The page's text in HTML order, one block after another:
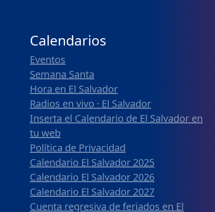
Calendarios
Eventos
Semana Santa
Hora en El Salvador
Radios en vivo · El Salvador
Inserta el Calendario de El Salvador en
tu web
Política de Privacidad
Calendario El Salvador 2025
Calendario El Salvador 2026
Calendario El Salvador 2027
Cuenta regresiva de feriados en El